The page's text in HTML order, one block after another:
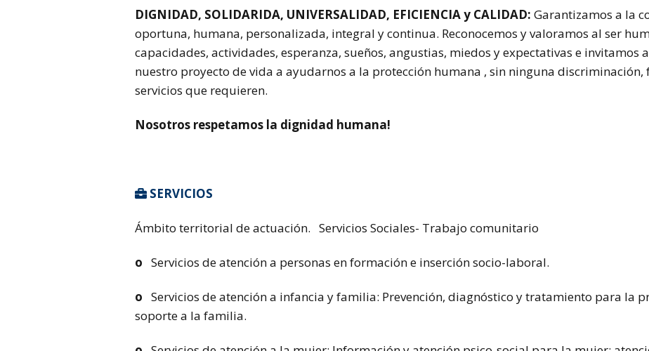
DIGNIDAD, SOLIDARIDA, UNIVERSALIDAD, EFICIENCIA y CALIDAD: Garantizamos a la
oportuna, humana, personalizada, integral y continua. Reconocemos y valoramos al ser
capacidades, actividades, esperanza, sueños, angustias, miedos y expectativas e invitamos
nuestro proyecto de vida a ayudarnos a la protección humana , sin ninguna
servicios que requieren.
Nosotros respetamos la dignidad humana!
 SERVICIOS
Ámbito territorial de actuación. Servicios Sociales- Trabajo comunitario
o Servicios de atención a personas en formación e inserción socio-laboral.
o Servicios de atención a infancia y familia: Prevención, diagnóstico y tratamiento para la
soporte a la familia.